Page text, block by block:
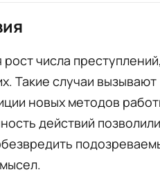
числа преступлений,
Такие случаи вызывают
новых методов
действий позволили